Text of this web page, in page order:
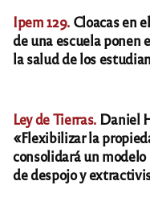
Ipem 129. Cloacas en
de una escuela ponen
la salud de los
Ley de Tierras. Daniel
«Flexibilizar la
consolidará un
de despojo y